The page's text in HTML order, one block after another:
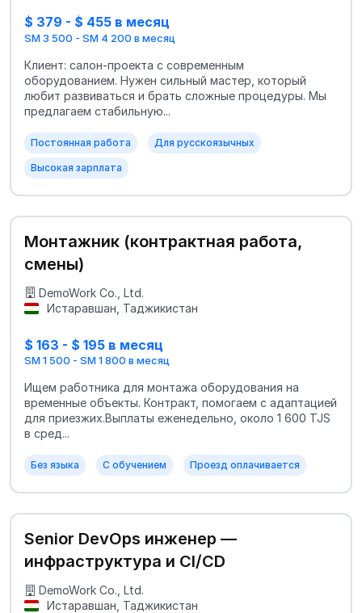
$ 379 - $ 455 в месяц
SM 3 500 - SM 4 200 в месяц
Клиент: салон-проекта с современным
оборудованием. Нужен сильный мастер, который
любит развиваться и брать сложные процедуры. Мы
предлагаем стабильную...
Постоянная работа Для русскоязычных
Высокая зарплата
Монтажник (контрактная работа,
смены)
DemoWork Co., Ltd.
Истаравшан, Таджикистан
$ 163 - $ 195 в месяц
SM 1 500 - SM 1 800 в месяц
Ищем работника для монтажа оборудования на
временные объекты. Контракт, помогаем с адаптацией
для приезжих.Выплаты еженедельно, около 1 600 TJS
в сред...
Без языка С обучением Проезд оплачивается
Senior DevOps инженер —
инфраструктура и CI/CD
DemoWork Co., Ltd.
Истаравшан, Таджикистан